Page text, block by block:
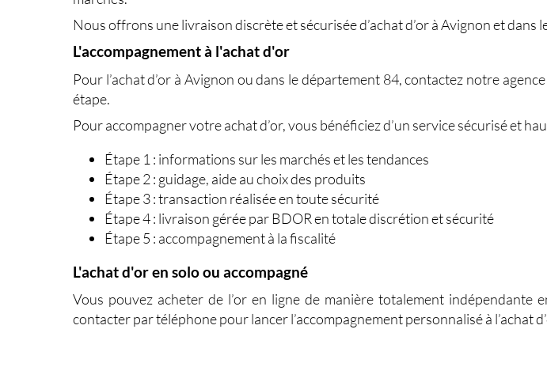
Nous offrons une livraison discrète et sécurisée d’achat d’or à Avignonet dans
L'accompagnement à l'achat d'or
Pour l’achat d’or à Avignon ou dans le département 84, contactez notre
étape.
Pour accompagner votre achat d’or, vous bénéficiez d’un service sécurisé et
Étape 1 : informations sur les marchés et les tendances
Étape 2 : guidage, aide au choix des produits
Étape 3 : transaction réalisée en toute sécurité
Étape 4 : livraison gérée par BDOR en totale discrétion et sécurité
Étape 5 : accompagnement à la fiscalité
L'achat d'or en solo ou accompagné
Vous pouvez acheter de l’or en ligne de manière totalement
contacter par téléphone pour lancer l’accompagnement personnalisé à l’achat